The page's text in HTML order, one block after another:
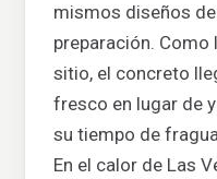
mismos diseños
preparación. Como
sitio, el concreto
fresco en lugar de
su tiempo de
En el calor de Las